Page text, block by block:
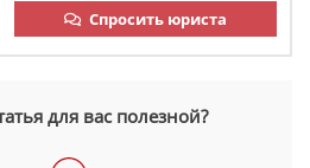
Спросить юриста
для вас полезной?